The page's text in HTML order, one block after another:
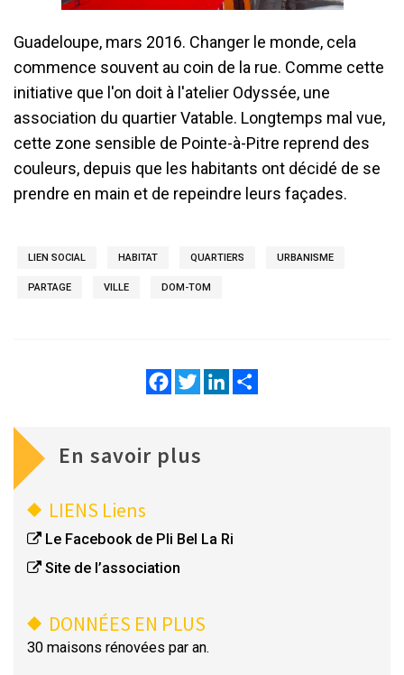
Guadeloupe, mars 2016. Changer le monde, cela
commence souvent au coin de la rue. Comme cette
initiative que l'on doit à l'atelier Odyssée, une
association du quartier Vatable. Longtemps mal vue,
cette zone sensible de Pointe-à-Pitre reprend des
couleurs, depuis que les habitants ont décidé de se
prendre en main et de repeindre leurs façades.
LIEN SOCIAL HABITAT QUARTIERS URBANISME
PARTAGE VILLE DOM-TOM
FacebookTwitterLinkedIn
En savoir plus
LIENS Liens
Le Facebook de Pli Bel La Ri
Site de l’association
DONNÉES EN PLUS
30 maisons rénovées par an.